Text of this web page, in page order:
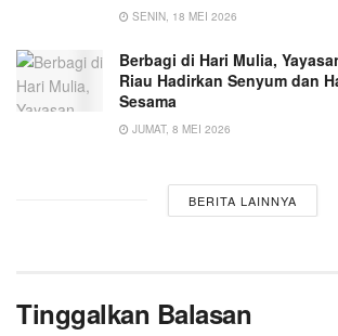
SENIN, 18 MEI 2026
Berbagi di Hari Mulia,
Riau Hadirkan Senyum dan
Sesama
JUMAT, 8 MEI 2026
BERITA LAINNYA
Tinggalkan Balasan